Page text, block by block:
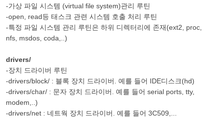
-가상 파일 시스템 (virtual file system)관리 루틴
-open, read등 태스크 관련 시스템 호출 처리 루틴
-특정 파일 시스템 관리 루틴은 하위 디렉터리에 존재(ext2, proc,
nfs, msdos, coda,..)
drivers/
-장치 드라이버 루틴
-drivers/block/ : 블록 장치 드라이버. 예를 들어 IDE디스크(hd)
-drivers/char/ : 문자 장치 드라이버. 예를 들어 serial ports, tty,
modem,..)
-drivers/net : 네트웍 장치 드라이버. 예를 들어 3C509,...